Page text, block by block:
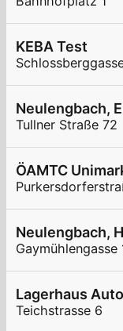
KEBA Test
Neulengbach,
Tullner Straße 72
ÖAMTC
Neulengbach,
Gaymühlengasse
Lagerhaus
Teichstrasse 6